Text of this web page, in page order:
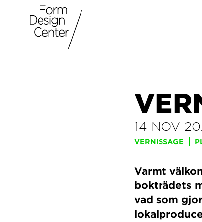
14 NOV
VERNISSAGE
Varmt
bokträdets
vad som